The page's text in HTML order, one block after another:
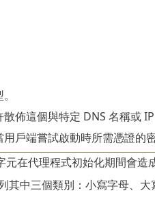
佈這個與特定 DNS 名稱或 IP
戶端嘗試啟動時所需憑證的密
在代理程式初始化期間會造
其中三個類別：小寫字母、